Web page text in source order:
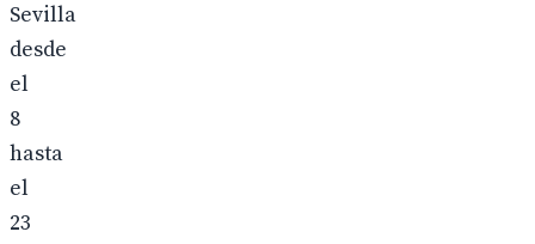
Sevilla
desde
el
8
hasta
el
23